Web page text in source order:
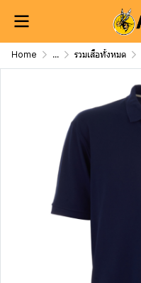
Home ... รวมเสื้อทั้งหมด